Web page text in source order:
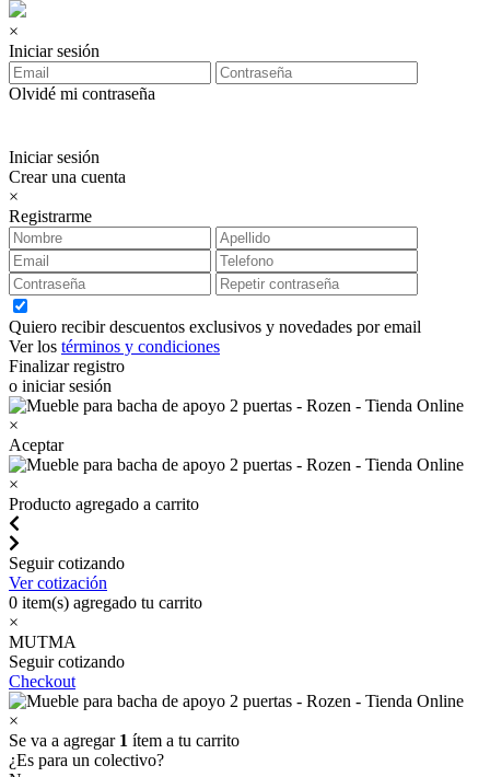
×
Iniciar sesión
Olvidé mi contraseña
Iniciar sesión
Crear una cuenta
×
Registrarme
Quiero recibir descuentos exclusivos y novedades por email
Ver los términos y condiciones
Finalizar registro
o iniciar sesión
×
Aceptar
×
Producto agregado a carrito
Seguir cotizando
Ver cotización
0 item(s) agregado tu carrito
×
MUTMA
Seguir cotizando
Checkout
×
Se va a agregar 1 ítem a tu carrito
¿Es para un colectivo?